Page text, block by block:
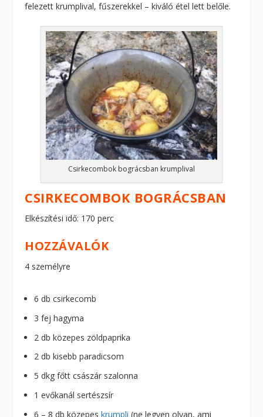
felezett krumplival, fűszerekkel – kiváló étel lett belőle.
Csirkecombok bográcsban krumplival
CSIRKECOMBOK BOGRÁCSBAN
Elkészítési idő: 170 perc
HOZZÁVALÓK
4 személyre
6 db csirkecomb
3 fej hagyma
2 db közepes zöldpaprika
2 db kisebb paradicsom
5 dkg főtt császár szalonna
1 evőkanál sertészsír
6 – 8 db közepeskrumpli (ne legyen olyan, ami